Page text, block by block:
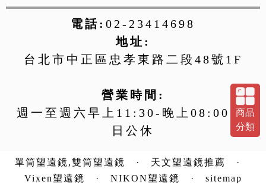
電話: 02-23414698
地址:
台北市中正區忠孝東路二段48號1F
營業時間:
週一至週六早上11:30-晚上08:00 週
日公休
單筒望遠鏡,雙筒望遠鏡 · 天文望遠鏡推薦
·
Vixen望遠鏡 · NIKON望遠鏡 · sitemap
商品
分類